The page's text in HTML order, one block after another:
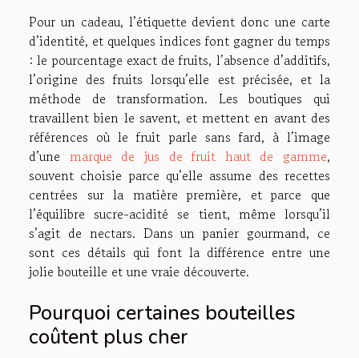
Pour un cadeau, l’étiquette devient donc une carte
d’identité, et quelques indices font gagner du temps
: le pourcentage exact de fruits, l’absence d’additifs,
l’origine des fruits lorsqu’elle est précisée, et la
méthode de transformation. Les boutiques qui
travaillent bien le savent, et mettent en avant des
références où le fruit parle sans fard, à l’image
d’une marque de jus de fruit haut de gamme,
souvent choisie parce qu’elle assume des recettes
centrées sur la matière première, et parce que
l’équilibre sucre-acidité se tient, même lorsqu’il
s’agit de nectars. Dans un panier gourmand, ce
sont ces détails qui font la différence entre une
jolie bouteille et une vraie découverte.
Pourquoi certaines bouteilles
coûtent plus cher